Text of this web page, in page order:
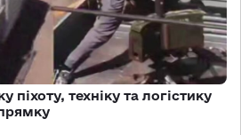
піхоту, техніку та логістику